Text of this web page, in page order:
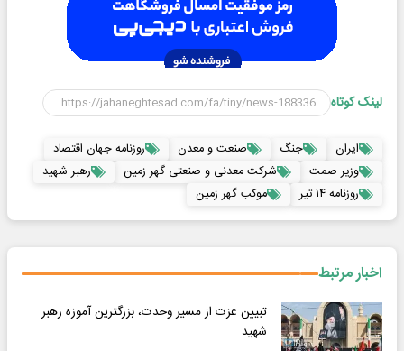
لینک کوتاه
ایران جنگ صنعت و معدن
روزنامه جهان اقتصاد
وزیر صمت
شرکت معدنی و صنعتی گهر زمین
رهبر شهید
روزنامه ۱۴ تیر
موکب گهر زمین
اخبار مرتبط
تبیین عزت از مسیر وحدت، بزرگترین آموزه رهبر
شهید